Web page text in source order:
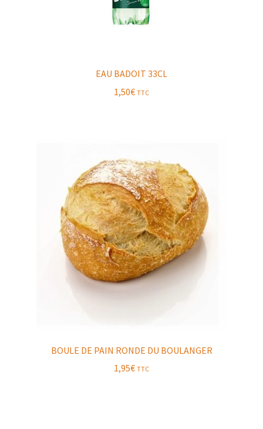
EAU BADOIT 33CL
1,50€ TTC
BOULE DE PAIN RONDE DU BOULANGER
1,95€ TTC